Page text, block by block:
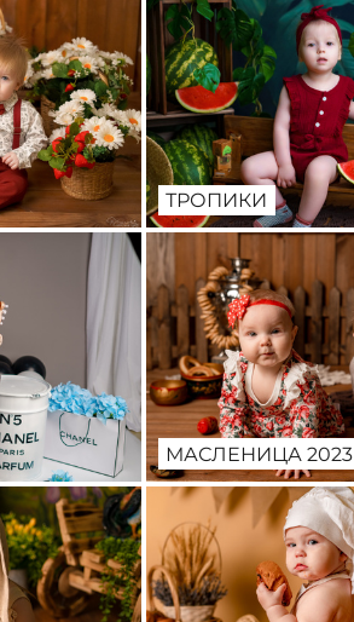
ТРОПИКИ
МАСЛЕНИЦА 2023